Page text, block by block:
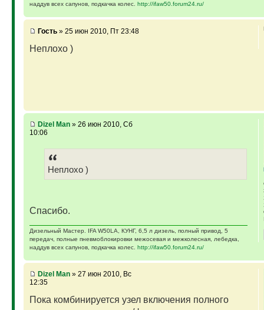
наддув всех сапунов, подкачка колес. http://ifaw50.forum24.ru/
Гость» 25 июн 2010, Пт 23:48
Неплохо )
Dizel Man» 26 июн 2010, Сб
10:06
Неплохо )
Спасибо.
Дизельный Мастер. IFA W50LA, КУНГ, 6,5 л дизель, полный привод, 5
передач, полные пневмоблокировки межосевая и межколесная, лебедка,
наддув всех сапунов, подкачка колес. http://ifaw50.forum24.ru/
Dizel Man» 27 июн 2010, Вс
12:35
Пока комбинируется узел включения полного